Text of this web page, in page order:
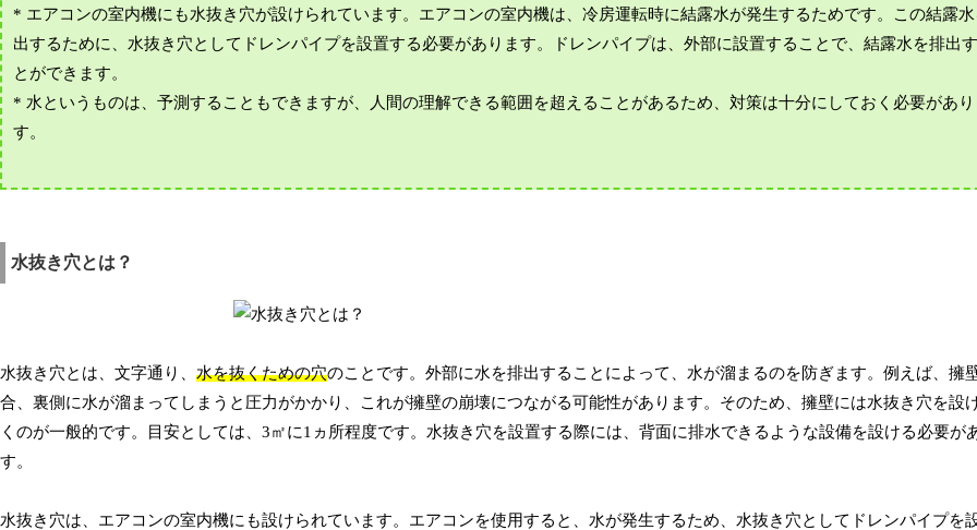
* エアコンの室内機にも水抜き穴が設けられています。エアコンの室内機は、冷房運転時に結露水が発生するためです。この結露
出するために、水抜き穴としてドレンパイプを設置する必要があります。ドレンパイプは、外部に設置することで、結露水を排出
とができます。
* 水というものは、予測することもできますが、人間の理解できる範囲を超えることがあるため、対策は十分にしておく必要があ
す。
水抜き穴とは？
水抜き穴とは、文字通り、 水を抜くための穴のことです。外部に水を排出することによって、水が溜まるのを防ぎます。例えば、擁
合、裏側に水が溜まってしまうと圧力がかかり、これが擁壁の崩壊につながる可能性があります。そのため、擁壁には水抜き穴を設
くのが一般的です。目安としては、3㎡に1ヵ所程度です。水抜き穴を設置する際には、背面に排水できるような設備を設ける必要が
す。
水抜き穴は、エアコンの室内機にも設けられています。エアコンを使用すると、水が発生するため、水抜き穴としてドレンパイプを